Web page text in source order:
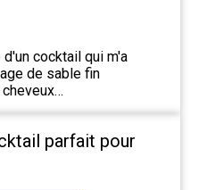
cocktail qui m'a
de sable fin
parfait pour